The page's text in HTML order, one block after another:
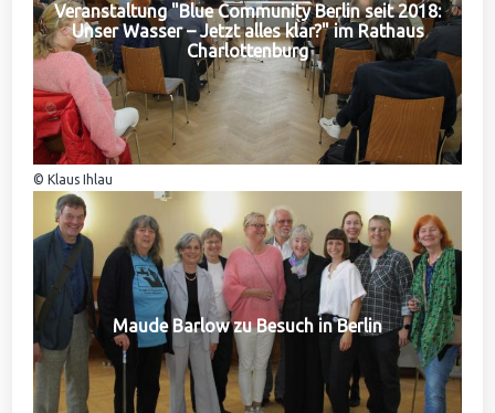
Veranstaltung "Blue Community Berlin seit 2018:
Unser Wasser – Jetzt alles klar?" im Rathaus
Charlottenburg
© Klaus Ihlau
Maude Barlow zu Besuch in Berlin